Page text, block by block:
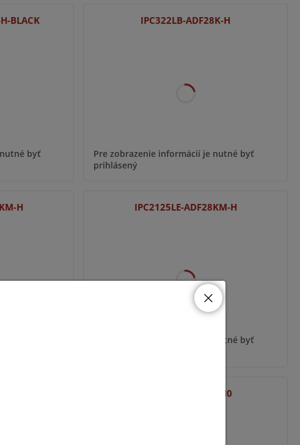
BLACK
byť
IPC322LB-ADF28K-H
Pre zobrazenie informácií je nutné byť
prihlásený
H IPC2125LE-ADF28KM-H
Pre zobrazenie informácií je nutné byť
IPC262EB-HDX10K-I0